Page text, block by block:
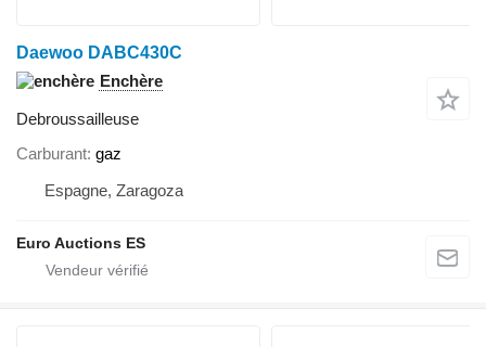
Daewoo DABC430C
Enchère
Debroussailleuse
Carburant gaz
Espagne, Zaragoza
Euro Auctions ES